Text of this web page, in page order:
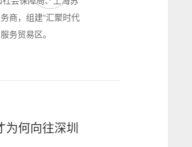
商，组建“汇聚时代
务贸易区。
为何向往深圳